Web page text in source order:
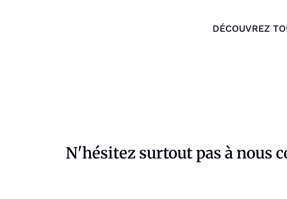
DÉCOUVREZ
N'hésitez surtout pas à nous